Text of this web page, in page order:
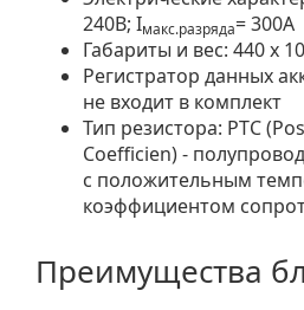
240В; Iмакс.разряда= 300A
Габариты и вес: 440 x
Регистратор данных
не входит в комплект
Тип резистора: PTC
Coefficien) -
с положительным
коэффициентом
Преимущества